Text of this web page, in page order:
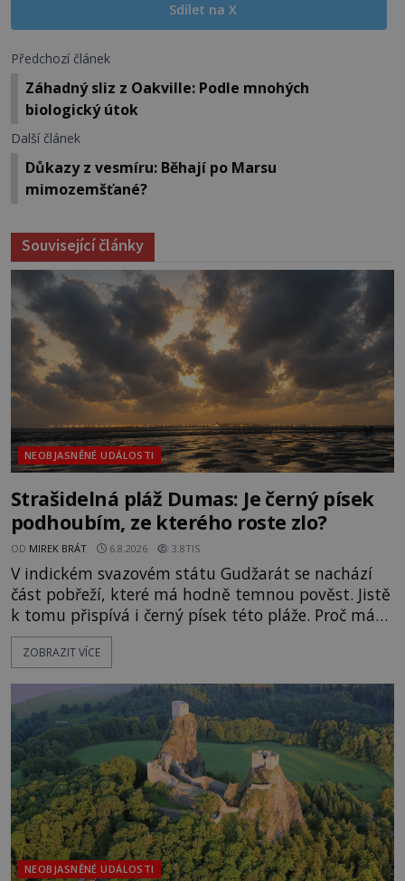
Sdílet na X
Předchozí článek
Záhadný sliz z Oakville: Podle mnohých
biologický útok
Další článek
Důkazy z vesmíru: Běhají po Marsu
mimozemšťané?
Související články
NEOBJASNĚNÉ UDÁLOSTI
Strašidelná pláž Dumas: Je černý písek
podhoubím, ze kterého roste zlo?
OD MIREK BRÁT 6.8.2026 3.8TIS
V indickém svazovém státu Gudžarát se nachází
část pobřeží, které má hodně temnou pověst. Jistě
k tomu přispívá i černý písek této pláže. Proč má
pláž takové netypické zbarvení? Nakolik jsou
pravdivé historky, že zde došlo k nevysvětlitelným
následovat. Vstupujeme na pláž Dumas ve městě
Surat. Gu
ZOBRAZIT VÍCE
NEOBJASNĚNÉ UDÁLOSTI